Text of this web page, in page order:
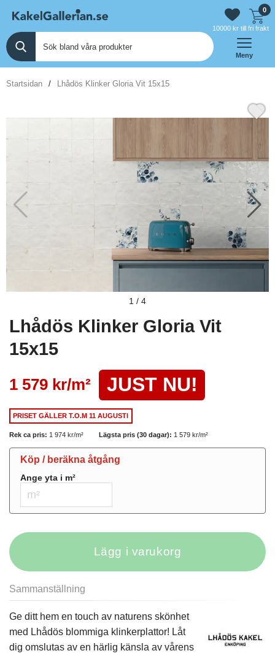
0
10000 kr till fri frakt
Meny
Startsidan Lhådös Klinker Gloria Vit 15x15
1 / 4
Lhådös Klinker Gloria Vit
15x15
1 579 kr/m² JUST NU!
PRISET GÄLLERT.O.M 11 AUGUSTI
Rek ca pris: 1 974 kr/m² Lägsta pris (30 dagar): 1 579 kr/m²
Köp / beräkna åtgång
Ange yta i m²
Lägg i varukorg
Sammanställning
Ge ditt hem en touch av naturens skönhet
med Lhådös blommiga klinkerplattor! Låt
dig omslutas av en härlig känsla av vårens